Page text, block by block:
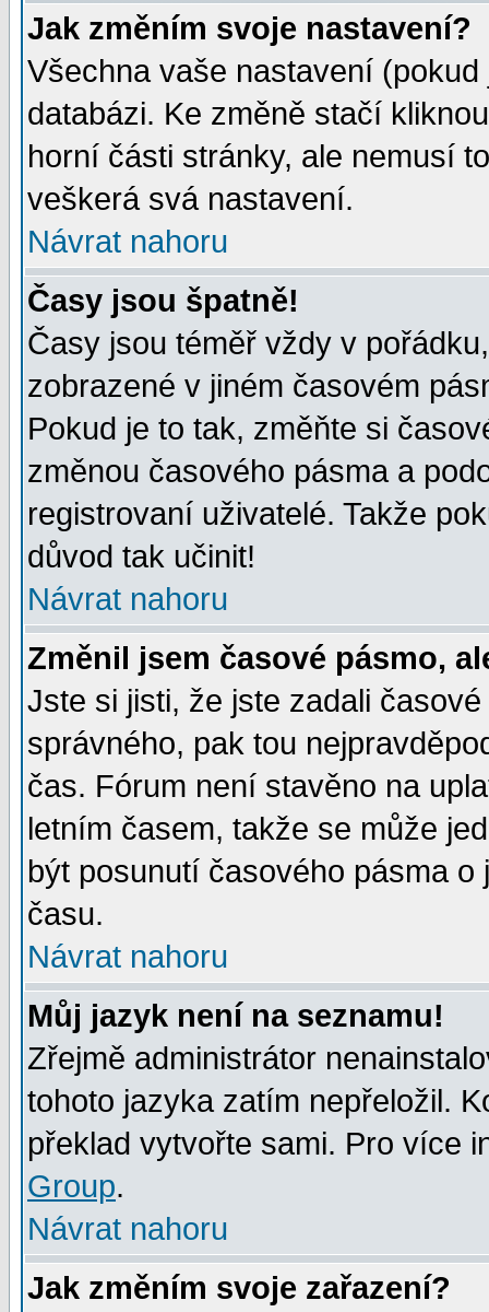
Jak změním svoje nastavení?
Všechna vaše nastavení
databázi. Ke změně stačí
horní části stránky, ale nemusí
veškerá svá nastavení.
Návrat nahoru
Časy jsou špatně!
Časy jsou téměř vždy v
zobrazené v jiném časovém
Pokud je to tak, změňte si
změnou časového pásma a
registrovaní uživatelé. Takže
důvod tak učinit!
Návrat nahoru
Změnil jsem časové pásmo,
Jste si jisti, že jste zadali
správného, pak tou
čas. Fórum není stavěno na
letním časem, takže se může
být posunutí časového pásma
času.
Návrat nahoru
Můj jazyk není na seznamu!
Zřejmě administrátor
tohoto jazyka zatím nepřeložil.
překlad vytvořte sami. Pro více
Group.
Návrat nahoru
Jak změním svoje zařazení?